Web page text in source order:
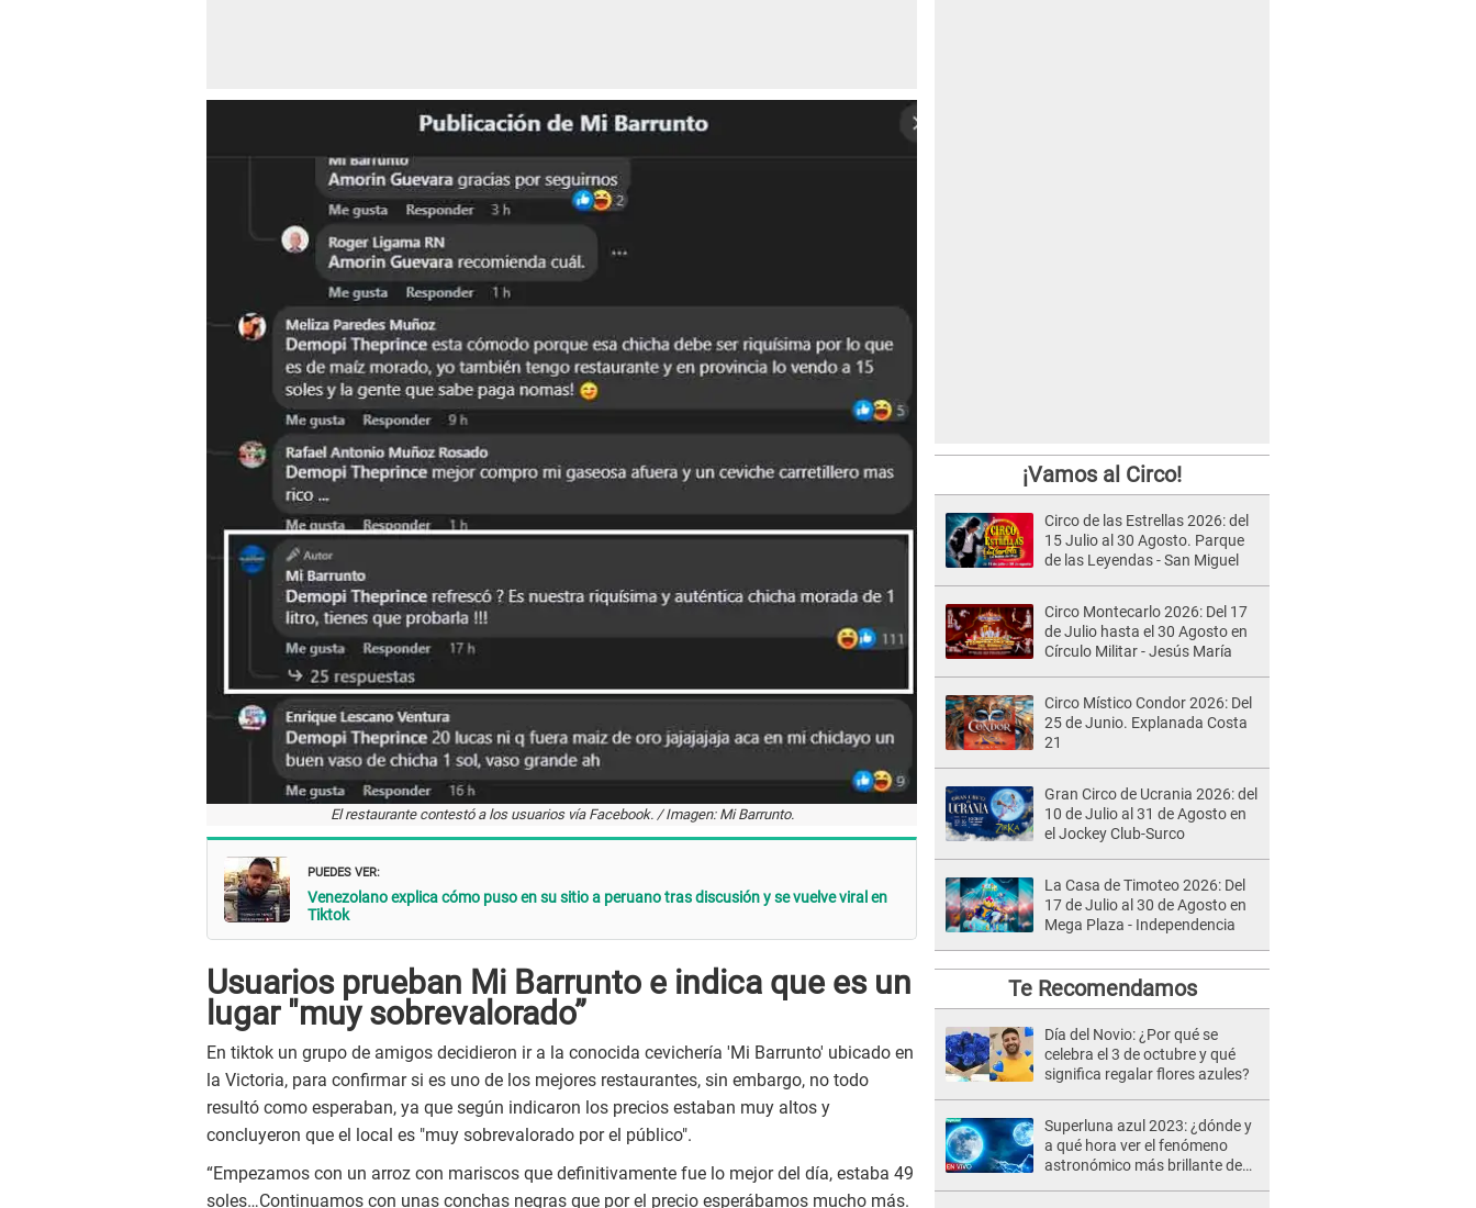
El restaurante contestó a los usuarios vía Facebook. / Imagen: Mi Barrunto.
PUEDES VER:
Venezolano explica cómo puso en su sitio a peruano tras discusión y se vuelve viral en
Tiktok
Usuarios prueban Mi Barrunto e indica que es un
lugar "muy sobrevalorado”
En tiktok un grupo de amigos decidieron ir a la conocida cevichería 'Mi Barrunto' ubicado en
la Victoria, para confirmar si es uno de los mejores restaurantes, sin embargo, no todo
resultó como esperaban, ya que según indicaron los precios estaban muy altos y
concluyeron que el local es "muy sobrevalorado por el público".
“Empezamos con un arroz con mariscos que definitivamente fue lo mejor del día, estaba 49
soles…Continuamos con unas conchas negras que por el precio esperábamos mucho más.
¡Vamos al Circo!
Circo de las Estrellas 2026: del
15 Julio al 30 Agosto. Parque
de las Leyendas - San Miguel
Circo Montecarlo 2026: Del 17
de Julio hasta el 30 Agosto en
Círculo Militar - Jesús María
Circo Místico Condor 2026: Del
25 de Junio. Explanada Costa
21
Gran Circo de Ucrania 2026: del
10 de Julio al 31 de Agosto en
el Jockey Club-Surco
La Casa de Timoteo 2026: Del
17 de Julio al 30 de Agosto en
Mega Plaza - Independencia
Te Recomendamos
Día del Novio: ¿Por qué se
celebra el 3 de octubre y qué
significa regalar flores azules?
Superluna azul 2023: ¿dónde y
a qué hora ver el fenómeno
astronómico más brillante de